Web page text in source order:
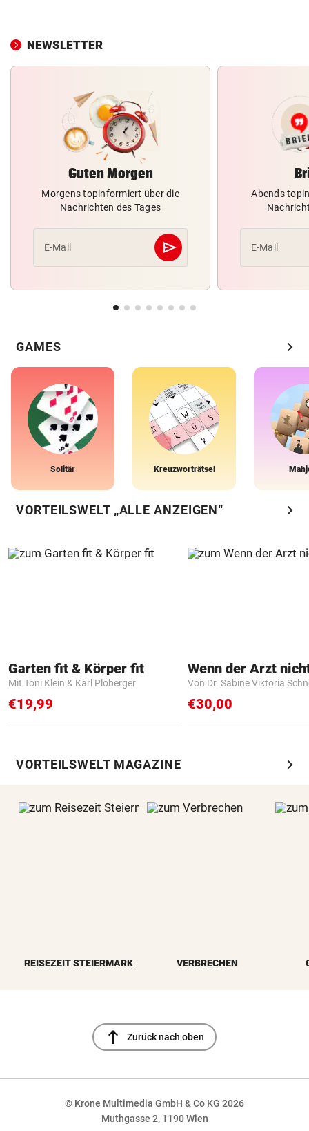
NEWSLETTER
Guten Morgen
Morgens topinformiert über die
Nachrichten des Tages
E-Mail send
Abschicken
Abends
E-Mail
GAMES chevron_right
Solitär Kreuzworträtsel
VORTEILSWELT „ALLE ANZEIGEN“ chevron_right
Garten fit & Körper fit
Mit Toni Klein & Karl Ploberger
€19,99
Von Dr. Sabine Viktoria
€30,00
VORTEILSWELT MAGAZINE chevron_right
REISEZEIT STEIERMARK VERBRECHEN
north Zurück nach oben
© Krone Multimedia GmbH & Co KG 2026
Muthgasse 2, 1190 Wien